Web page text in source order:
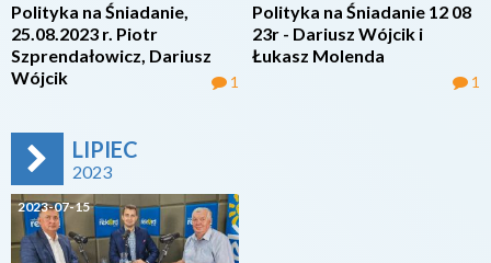
Polityka na Śniadanie,
25.08.2023 r. Piotr
Szprendałowicz, Dariusz
Wójcik
1
Polityka na Śniadanie 12 08
23r - Dariusz Wójcik i
Łukasz Molenda
1
LIPIEC
2023
2023-07-15